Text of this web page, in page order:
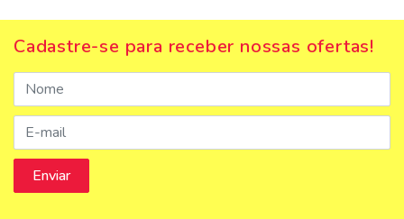
Cadastre-se para receber nossas ofertas!